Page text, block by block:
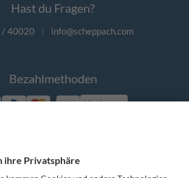
Hast du Fragen?
40020 | info@scheppach.com
Bezahlmethoden
Vorkasse
uns auf Social Media